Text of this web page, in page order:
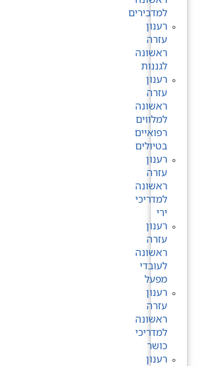
למדבירים
רענון
עזרה
ראשונה
לגננות
רענון
עזרה
ראשונה
למלווים
רפואיים
בטיולים
רענון
עזרה
ראשונה
למדריכי
ירי
רענון
עזרה
ראשונה
לעובדי
מפעל
רענון
עזרה
ראשונה
למדריכי
כושר
רענון